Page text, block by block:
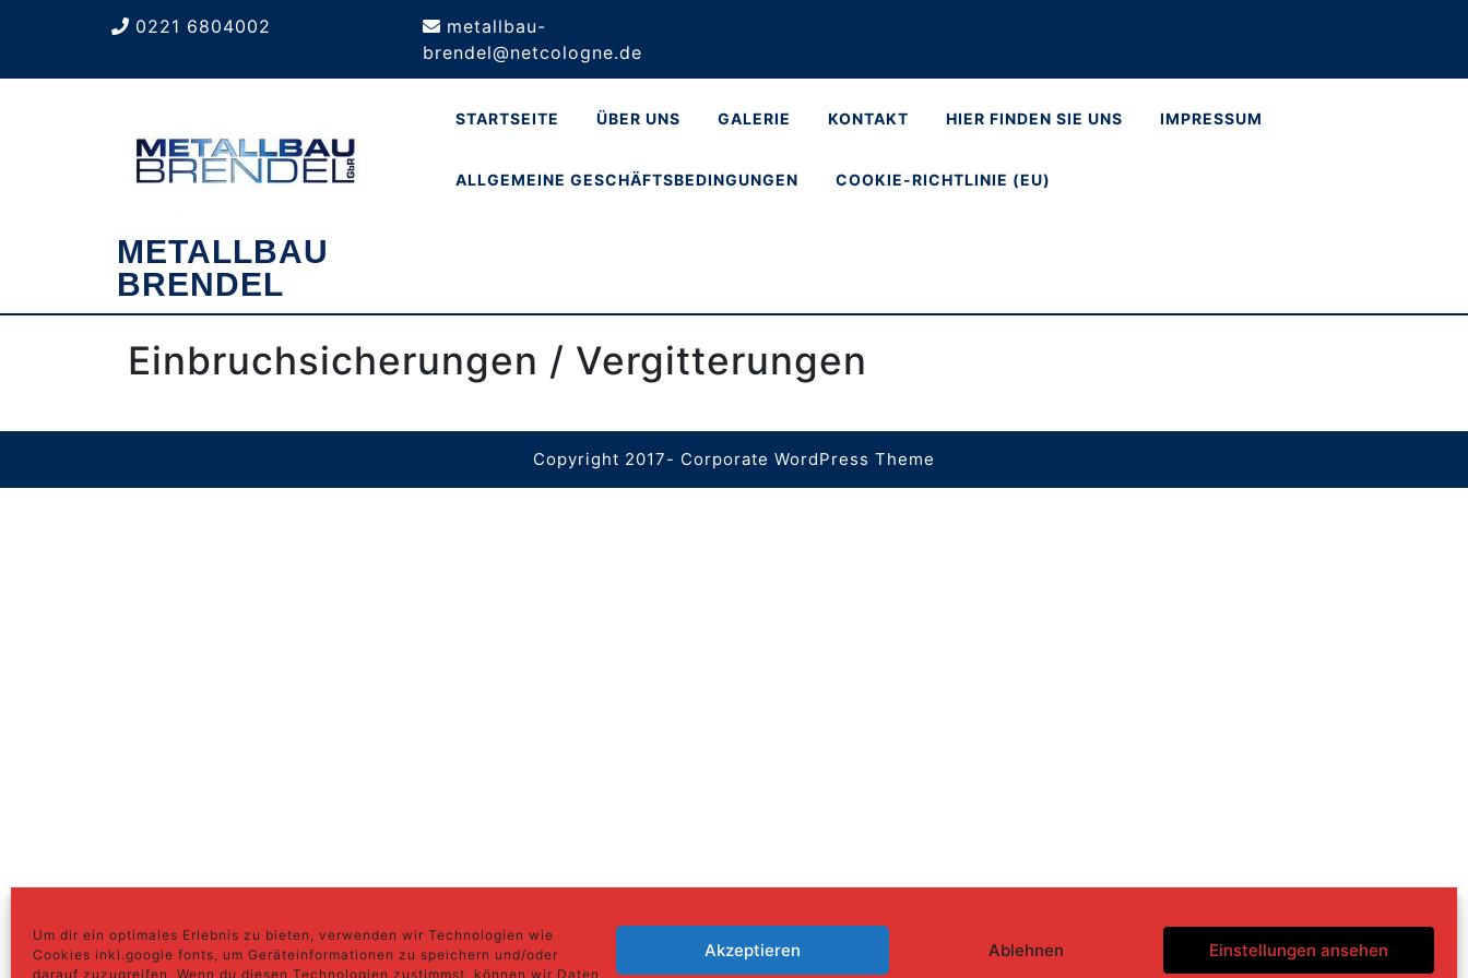
Um dir ein optimales Erlebnis zu bieten, verwenden wir Technologien wie
Cookies inkl.google fonts, um Geräteinformationen zu speichern und/oder
darauf zuzugreifen. Wenn du diesen Technologien zustimmst, können wir Daten
Akzeptieren Ablehnen Einstellungen ansehen
0221 6804002
metallbau-
brendel@netcologne.de
METALLBAU
BRENDEL
STARTSEITE ÜBER UNS GALERIE KONTAKT HIER FINDEN SIE UNS IMPRESSUM
ALLGEMEINE GESCHÄFTSBEDINGUNGEN COOKIE-RICHTLINIE (EU)
Einbruchsicherungen / Vergitterungen
Copyright 2017- Corporate WordPress Theme